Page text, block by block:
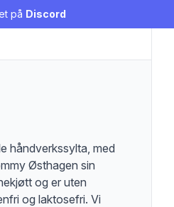
på Discord
håndverkssylta, med
Østhagen sin
og er uten
og laktosefri. Vi